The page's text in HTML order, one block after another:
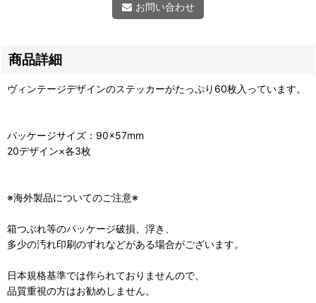
お問い合わせ
商品詳細
ヴィンテージデザインのステッカーがたっぷり60枚入っています。
パッケージサイズ：90×57mm
20デザイン×各3枚
※海外製品についてのご注意※
箱つぶれ等のパッケージ破損、浮き、
多少の汚れ印刷のずれなどがある場合がございます。
日本規格基準では作られておりませんので、
品質重視の方はお勧めしません。